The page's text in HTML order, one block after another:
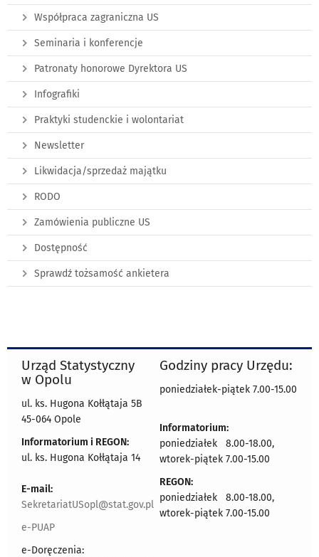
Współpraca zagraniczna US
Seminaria i konferencje
Patronaty honorowe Dyrektora US
Infografiki
Praktyki studenckie i wolontariat
Newsletter
Likwidacja/sprzedaż majątku
RODO
Zamówienia publiczne US
Dostępność
Sprawdź tożsamość ankietera
Urząd Statystyczny
w Opolu
ul. ks. Hugona Kołłątaja 5B
45-064 Opole
Informatorium i REGON:
ul. ks. Hugona Kołłątaja 14
E-mail:
SekretariatUSopl@stat.gov.pl
e-PUAP
e-Doręczenia:
Godziny pracy Urzędu:
poniedziałek-piątek 7.00-15.00
Informatorium:
poniedziałek 8.00-18.00,
wtorek-piątek 7.00-15.00
REGON:
poniedziałek 8.00-18.00,
wtorek-piątek 7.00-15.00